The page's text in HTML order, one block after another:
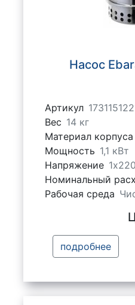
Насос
Артикул
Вес 14 кг
Материал корпуса
Мощность 1,1 кВт
Напряжение
Номинальный
Рабочая среда
подробнее